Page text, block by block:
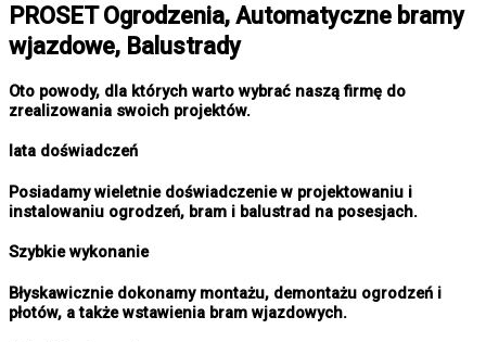
PROSET Ogrodzenia, Automatyczne bramy
wjazdowe, Balustrady
Oto powody, dla których warto wybrać naszą firmę do
zrealizowania swoich projektów.
lata doświadczeń
Posiadamy wieletnie doświadczenie w projektowaniu i
instalowaniu ogrodzeń, bram i balustrad na posesjach.
Szybkie wykonanie
Błyskawicznie dokonamy montażu, demontażu ogrodzeń i
płotów, a także wstawienia bram wjazdowych.